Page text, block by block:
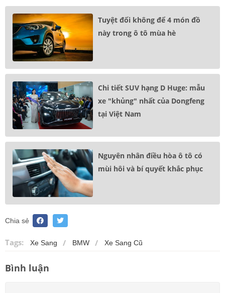
Tuyệt đối không để 4 món đồ
này trong ô tô mùa hè
Chi tiết SUV hạng D Huge: mẫu
xe "khủng" nhất của Dongfeng
tại Việt Nam
Nguyên nhân điều hòa ô tô có
mùi hôi và bí quyết khắc phục
Chia sẻ
Tags: Xe Sang BMW Xe Sang Cũ
Bình luận